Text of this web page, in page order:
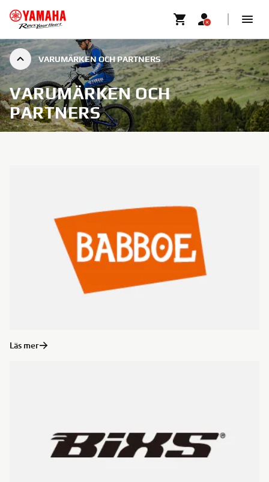
VARUMÄRKEN OCH PARTNERS
VARUMÄRKEN OCH
PARTNERS
Läs mer